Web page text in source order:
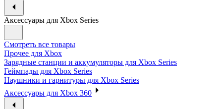
Аксессуары для Xbox Series
Смотреть все товары
Прочее для Xbox
Зарядные станции и аккумуляторы для Xbox Series
Геймпады для Xbox Series
Наушники и гарнитуры для Xbox Series
Аксессуары для Xbox 360